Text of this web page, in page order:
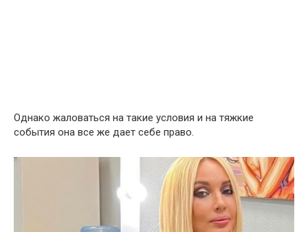
Однако жаловаться на такие условия и на тяжкие
события она все же дает себе право.